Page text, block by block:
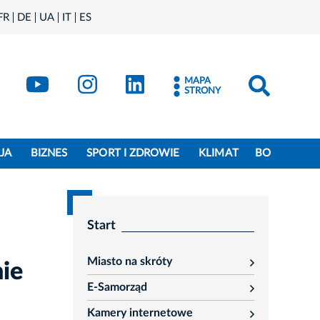
DE UA IT ES
- X
Kraków - YouTube
Kraków - Instagram
Kraków - LinkedIn
MAPA
STRONY
BIZNES SPORT I ZDROWIE KLIMAT BO
Start
Miasto na skróty
rozwiń
E-Samorząd
rozwiń
Kamery internetowe